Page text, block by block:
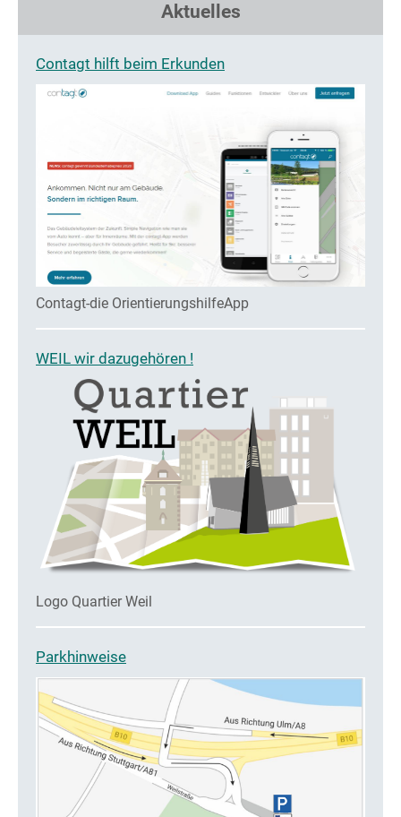
Aktuelles
Contagt hilft beim Erkunden
Contagt-die OrientierungshilfeApp
WEIL wir dazugehören !
Logo Quartier Weil
Parkhinweise